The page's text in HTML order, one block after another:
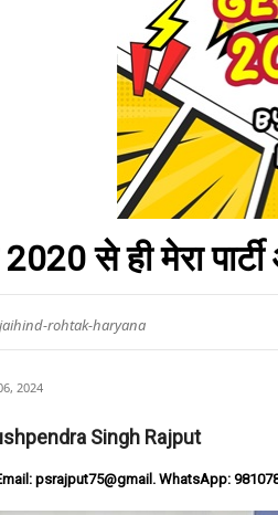
2020 से ही मेरा
rohtak-haryana
2024
Singh Rajput
psrajput75@gmail. WhatsApp: